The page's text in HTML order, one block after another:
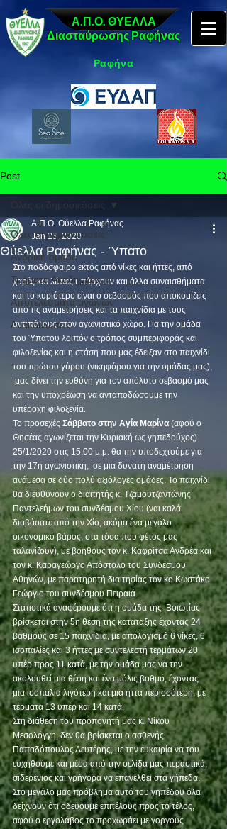
Α.Π.Ο. ΘΥΕΛΛΑ
Διασταύρωσης Ραφήνας
Ραφήνα
Post
Όλες οι δημοσιεύσεις
Ανδρική ομάδα
Τμήματα Ακαδημιών
Αποτελέσματα αγώνων
Ανακοινώσεις
Όλες οι δημοσιεύσεις
Θύελλα Ραφήνας - Ύπατο
Α.Π.Ο. Θύελλα Ραφήνας
Jan 23, 2020
Στο ποδόσφαιρο εκτός από νίκες και ήττες, από
χαρές και λύπες υπάρχουν και άλλα συναισθήματα
και το κυριότερο είναι ο σεβασμός που αποκομίζεις
από τις αναμετρήσεις και τα παιχνίδια με τους
αντιπάλους στον αγωνιστικό χώρο. Για την ομάδα
του Ύπατου λοιπόν ο τρόπος συμπεριφοράς και
φιλοξενίας και η στάση που μας έδειξαν στο παιχνίδι
του πρώτου γύρου (νικηφόρου για την ομάδας μας),
μας δίνει την ευθύνη για τον απόλυτο σεβασμό μας
και την υποχρέωση να ανταποδώσουμε την
υπέροχη φιλοξενία.
Το προσεχές Σάββατο στην Αγία Μαρίνα (αφού ο
Θησέας αγωνίζεται την Κυριακή ως γηπεδούχος)
25/1/2020 στις 15:00 μ.μ. θα την υποδεχτούμε για
την 17η αγωνιστική,  σε μια δυνατή αναμέτρηση
ανάμεσα σε δύο πολύ αξιόλογες ομάδες. Το παιχνίδι
θα διευθύνουν ο διαιτητής κ. Τζαμουτζαντώνης
Παντελεήμων του συνδέσμου Χίου (ναι καλά
διαβάσατε από την Χίο, ακόμα ένα μεγάλο
οικονομικό βάρος, στα τόσα που φέτος μας
ταλανίζουν), με βοηθούς τον κ. Καφρίτσα Ανδρέα και
τον κ. Καραγεώργο Απόστολο του Συνδέσμου
Αθηνών, με παρατηρητή διαιτησίας τον κο Κωστάκο
Γεώργιο του συνδέσμου Πειραιά.
Στατιστικά αναφέρουμε ότι η ομάδα της  Βοιωτίας
βρίσκεται στην 5η θέση της κατάταξης έχοντας 24
βαθμούς σε 15 παιχνίδια, με απολογισμό 6 νίκες, 6
ισοπαλίες και 3 ήττες με συντελεστή τερμάτων 20
υπέρ προς 11 κατά, με την ομάδα μας να την
ακολουθεί μια θέση και ένα μόλις βαθμό, έχοντας
μια ισοπαλία λιγότερη και μια ήττα περισσότερη, με
τέρματα 13 υπέρ και 14 κατά.
Στη διάθεση του προπονητή μας κ. Νίκου
Μεσολόγγη, δεν θα βρίσκεται ο ασθενής
Παπαδόπουλος Λευτέρης, με την ευκαιρία να του
ευχηθούμε και μέσα από την σελίδα μας περαστικά,
σιδερένιος και γρήγορα να επανέλθει στα γήπεδα.
Στο μεγάλο μας πρόβλημα αυτό του γηπέδου όλα
δείχνουν ότι οδεύουμε επιτέλους προς το τέλος,
αφού ο εργολάβος το προχωράει με γοργούς